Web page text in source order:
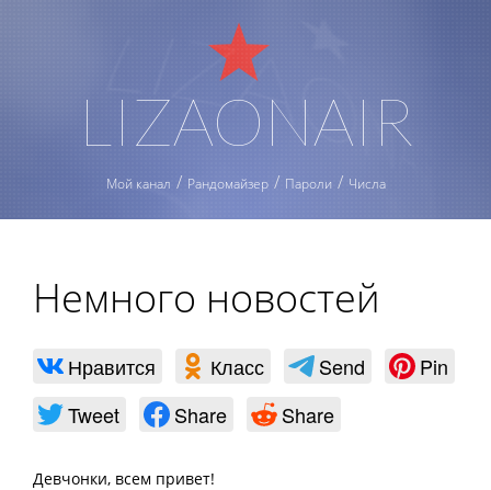
LIZAONAIR
Мой канал Рандомайзер Пароли Числа
Немного новостей
Нравится Класс Send
Pin
Tweet
Share Share
Девчонки, всем привет!